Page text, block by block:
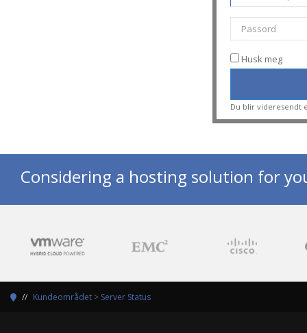
Husk meg
Du blir videresendt
Considering a hosting solution for
Kundeområdet > Server Status